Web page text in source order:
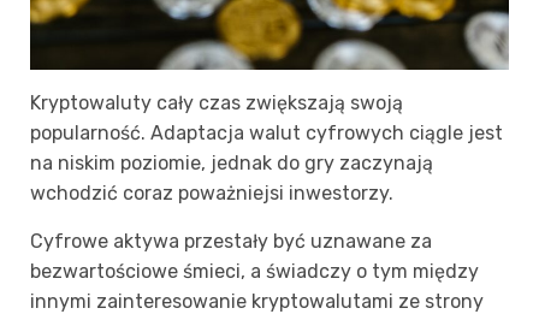
Kryptowaluty cały czas zwiększają swoją
popularność. Adaptacja walut cyfrowych ciągle jest
na niskim poziomie, jednak do gry zaczynają
wchodzić coraz poważniejsi inwestorzy.
Cyfrowe aktywa przestały być uznawane za
bezwartościowe śmieci, a świadczy o tym między
innymi zainteresowanie kryptowalutami ze strony